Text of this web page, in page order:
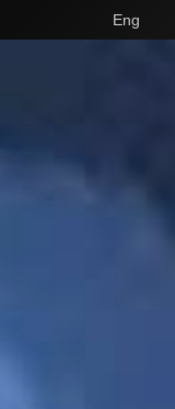
Eng